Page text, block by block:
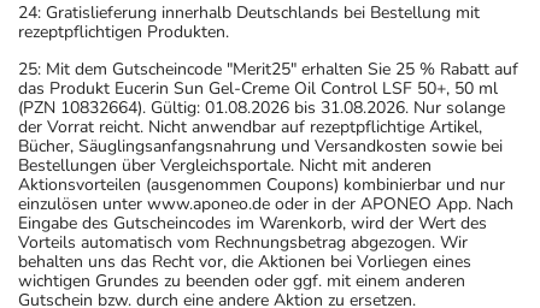
24: Gratislieferung innerhalb Deutschlands bei Bestellung mit
rezeptpflichtigen Produkten.
25: Mit dem Gutscheincode "Merit25" erhalten Sie 25 % Rabatt auf
das Produkt Eucerin Sun Gel-Creme Oil Control LSF 50+, 50 ml
(PZN 10832664). Gültig: 01.08.2026 bis 31.08.2026. Nur solange
der Vorrat reicht. Nicht anwendbar auf rezeptpflichtige Artikel,
Bücher, Säuglingsanfangsnahrung und Versandkosten sowie bei
Bestellungen über Vergleichsportale. Nicht mit anderen
Aktionsvorteilen (ausgenommen Coupons) kombinierbar und nur
einzulösen unter www.aponeo.de oder in der APONEO App. Nach
Eingabe des Gutscheincodes im Warenkorb, wird der Wert des
Vorteils automatisch vom Rechnungsbetrag abgezogen. Wir
behalten uns das Recht vor, die Aktionen bei Vorliegen eines
wichtigen Grundes zu beenden oder ggf. mit einem anderen
Gutschein bzw. durch eine andere Aktion zu ersetzen.